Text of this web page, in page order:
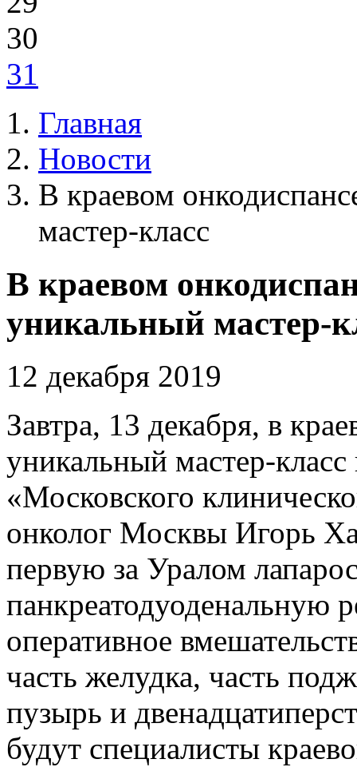
30
31
Главная
Новости
В краевом
мастер-класс
В краевом
уникальный мастер-
12 декабря 2019
Завтра, 13 декабря, в
уникальный мастер-класс
«Московского
онколог Москвы Игорь
первую за Уралом
панкреатодуоденальную
оперативное
часть желудка, часть
пузырь и
будут специалисты